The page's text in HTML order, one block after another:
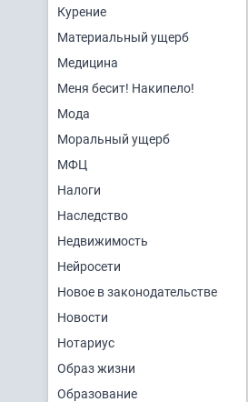
Курение
Материальный ущерб
Медицина
Меня бесит! Накипело!
Мода
Моральный ущерб
МФЦ
Налоги
Наследство
Недвижимость
Нейросети
Новое в законодательстве
Новости
Нотариус
Образ жизни
Образование